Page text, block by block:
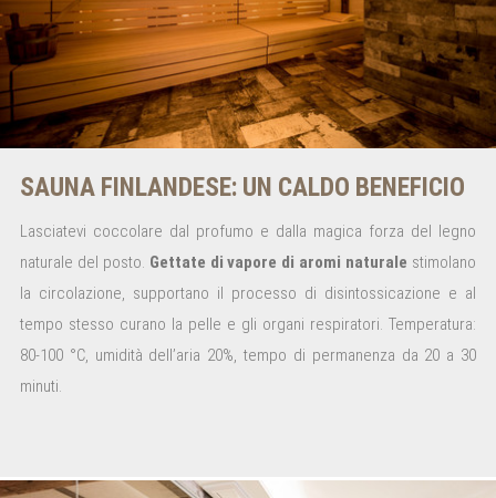
SAUNA FINLANDESE: UN CALDO BENEFICIO
Lasciatevi coccolare dal profumo e dalla magica forza del legno
naturale del posto. Gettate di vapore di aromi naturale stimolano
la circolazione, supportano il processo di disintossicazione e al
tempo stesso curano la pelle e gli organi respiratori. Temperatura:
80-100 °C, umidità dell’aria 20%, tempo di permanenza da 20 a 30
minuti.